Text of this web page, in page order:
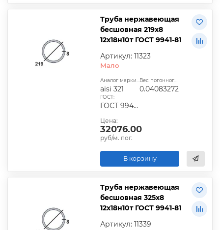
Труба нержавеющая
бесшовная 219х8
12х18н10т ГОСТ 9941-81
Артикул: 11323
Мало
Аналог марки стали:
aisi 321
Вес погонного метра, т.:
0.04083272
ГОСТ:
ГОСТ 9940-81, ГОСТ 9941-81, ГОСТ 24030-80, ГОСТ 10498-82
Цена:
32076.00
руб/м. пог.
В корзину
Труба нержавеющая
бесшовная 325х8
12х18н10т ГОСТ 9941-81
Артикул: 11339